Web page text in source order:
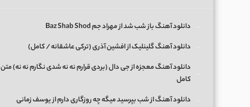
دانلود آهنگ باز شب شد از مهراد جم Baz Shab Shod
دانلود آهنگ گلینلیک از افشین آذری (ترکی عاشقانه / کامل)
دانلود آهنگ معجزه از جی دال (بردی قرارم نه نه شدی نگارم نه نه) متن
کامل
دانلود آهنگ از شب بپرسید میگه چه روزگاری دارم از یوسف زمانی